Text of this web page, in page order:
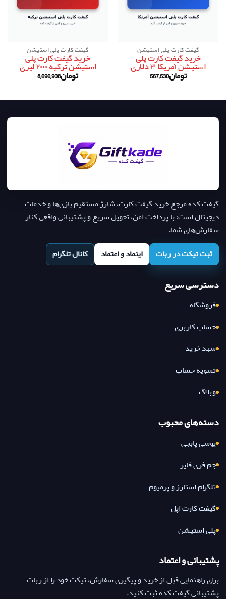
گیفت کارت پلی استیشن
خرید گیفت کارت پلی
استیشن آمریکا ۳ دلاری
تومان567,530
گیفت کارت پلی استیشن
خرید گیفت کارت پلی
استیشن ترکیه ۲۰۰۰ لیری
تومان8,696,908
گیفت کده مرجع خرید گیفت کارت، شارژ مستقیم بازی‌ها و خدمات
دیجیتال است؛ با پرداخت امن، تحویل سریع و پشتیبانی واقعی کنار
سفارش‌های شما.
ثبت تیکت در ربات
اینماد و اعتماد کانال تلگرام
دسترسی سریع
فروشگاه
حساب کاربری
سبد خرید
تسویه حساب
وبلاگ
دسته‌های محبوب
یوسی پابجی
جم فری فایر
تلگرام استارز و پرمیوم
گیفت کارت اپل
پلی استیشن
پشتیبانی و اعتماد
برای راهنمایی قبل از خرید و پیگیری سفارش، تیکت خود را از ربات
پشتیبانی گیفت کده ثبت کنید.